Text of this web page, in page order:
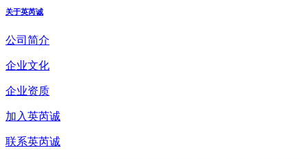
关于英芮诚
公司简介
企业文化
企业资质
加入英芮诚
联系英芮诚